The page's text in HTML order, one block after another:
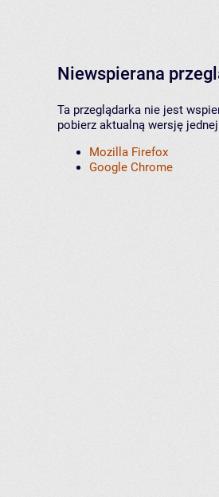
Niewspierana
Ta przeglądarka nie jest
pobierz aktualną wersję
Mozilla Firefox
Google Chrome